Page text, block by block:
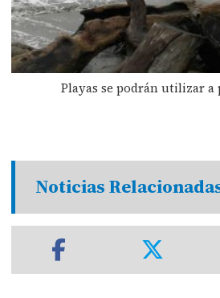
Playas se podrán utilizar a
Noticias